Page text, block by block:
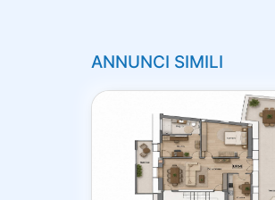
ANNUNCI SIMILI